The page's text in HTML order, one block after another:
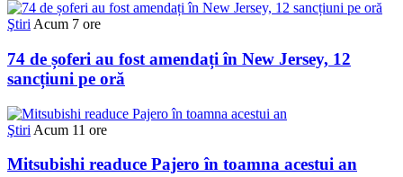
Ştiri Acum 7 ore
74 de șoferi au fost amendați în New Jersey, 12
sancțiuni pe oră
Ştiri Acum 11 ore
Mitsubishi readuce Pajero în toamna acestui an